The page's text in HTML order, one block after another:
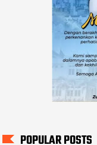
POPULAR POSTS